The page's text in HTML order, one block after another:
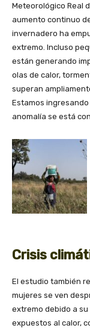
Meteorológico Real
aumento continuo
invernadero ha
extremo. Incluso
están generando
olas de calor,
superan
Estamos
anomalía se está
Crisis
El estudio también
mujeres se ven
extremo debido a
expuestos al calor,